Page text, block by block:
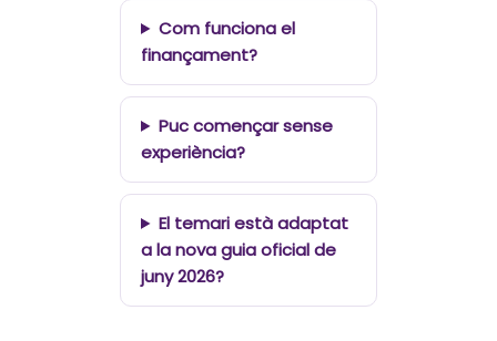
Com funciona el
finançament?
Puc començar sense
experiència?
El temari està adaptat
a la nova guia oficial de
juny 2026?